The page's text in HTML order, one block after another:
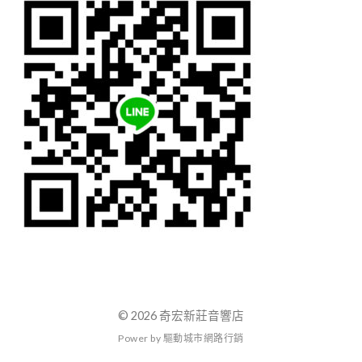
0935920881
欲
從
© 2026 奇宏新莊音響店
Power by 驅動城市網路行銷